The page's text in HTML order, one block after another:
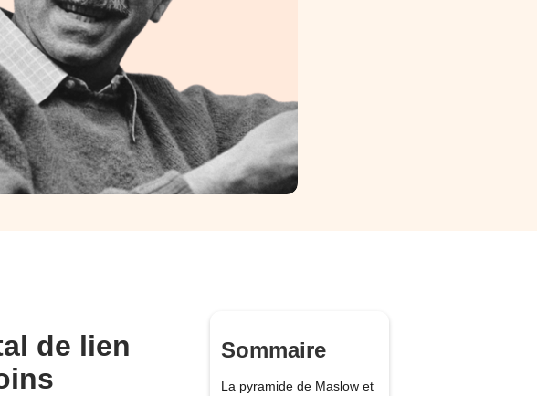
de lien
Sommaire
La pyramide de Maslow et